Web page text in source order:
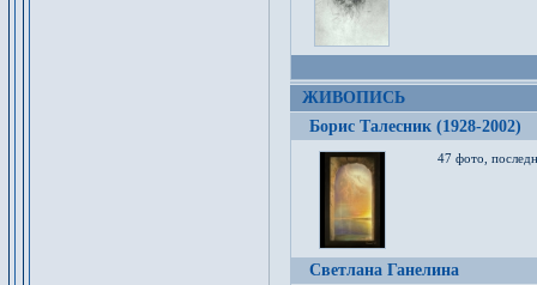
ЖИВОПИСЬ
Борис Талесник (1928-2002)
47 фото,
Светлана Ганелина